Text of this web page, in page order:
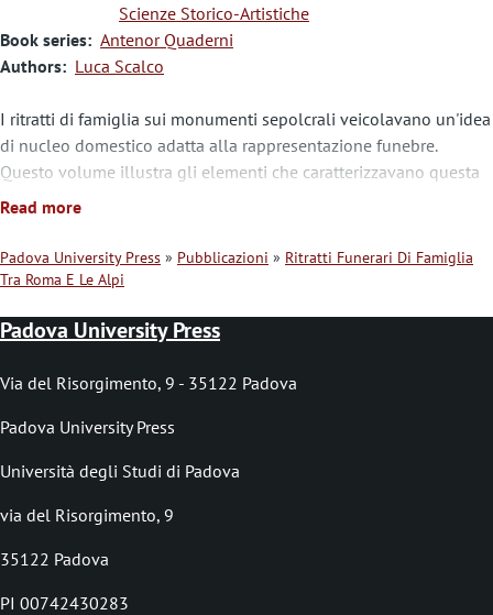
Scienze Storico-Artistiche
Book series Antenor Quaderni
Authors
Luca Scalco
I ritratti di famiglia sui monumenti sepolcrali veicolavano un'idea
di nucleo domestico adatta alla rappresentazione funebre.
Questo volume illustra gli elementi che caratterizzavano questa
comunicazione iconica e ricostruisce come essi venissero
identità familiare sul sepolcro.
Read more
B
r
c
i
o
l
e
d
Padova University Press Pubblicazioni
Ritratti Funerari Di Famiglia
Tra Roma E Le Alpi
Padova University Press
Via del Risorgimento, 9 - 35122 Padova
Padova University Press
Università degli Studi di Padova
via del Risorgimento, 9
35122 Padova
PI 00742430283